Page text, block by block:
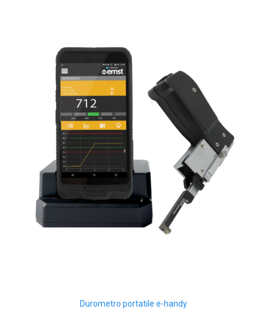
Durometro portatile e-handy